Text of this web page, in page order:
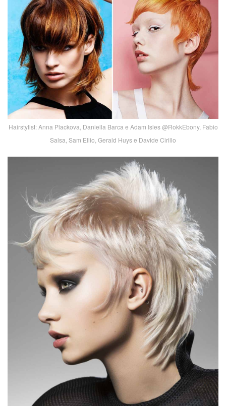
Hairstylist: Anna Plackova, Daniella Barca e Adam Isles @RokkEbony, Fabio
Salsa, Sam Ellio, Gerald Huys e Davide Cirillo